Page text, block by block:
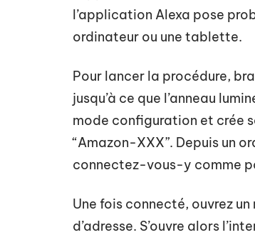
l’application Alexa pose
ordinateur ou une tablette.
Pour lancer la procédure,
jusqu’à ce que l’anneau
mode configuration et crée
“Amazon-XXX”. Depuis un
connectez-vous-y comme
Une fois connecté, ouvrez
d’adresse. S’ouvre alors